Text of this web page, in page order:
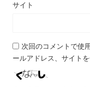
サイト
次回のコメントで使
ールアドレス、サイトを